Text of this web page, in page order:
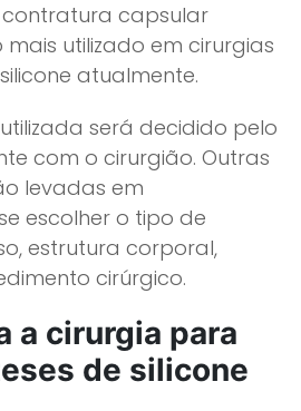
capsular
mais utilizado em cirurgias
atualmente.
será decidido pelo
com o cirurgião. Outras
levadas em
escolher o tipo de
estrutura corporal,
cirúrgico.
a cirurgia para
de silicone